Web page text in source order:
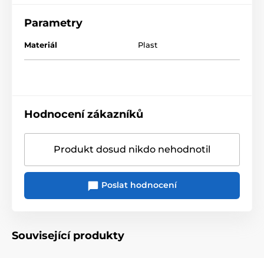
Parametry
Materiál Plast
Hodnocení zákazníků
Produkt dosud nikdo nehodnotil
Poslat hodnocení
Související produkty